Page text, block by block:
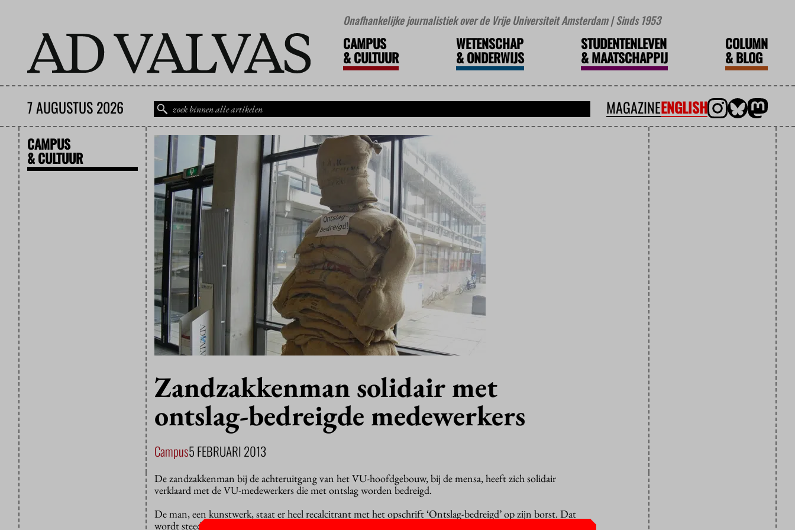
Onafhankelijke journalistiek over de Vrije Universiteit Amsterdam | Sinds 1953
CAMPUS
&CULTUUR
WETENSCHAP
&ONDERWIJS
STUDENTENLEVEN
&MAATSCHAPPIJ
COLUMN
&BLOG
7 AUGUSTUS 2026 MAGAZINEENGLISH
CAMPUS
& CULTUUR
Zandzakkenman solidair met
ontslag-bedreigde medewerkers
Campus5 FEBRUARI 2013
De zandzakkenman bij de achteruitgang van het VU-hoofdgebouw, bij de mensa, heeft zich solidair
verklaard met de VU-medewerkers die met ontslag worden bedreigd.
De man, een kunstwerk, staat er heel recalcitrant met het opschrift ‘Ontslag-bedreigd’ op zijn borst. Dat
wordt steeds weggehaald, maar de Verontruste VU-medewerkers plakken het er steeds weer op, zo blijkt